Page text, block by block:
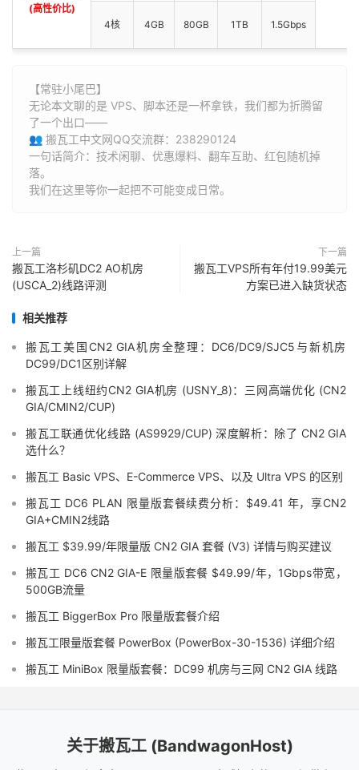
(高性价比)
4核
4GB 80GB 1TB 1.5Gbps
【常驻小尾巴】
无论本文聊的是 VPS、脚本还是一杯拿铁，我们都为折腾留
了一个出口——
👥 搬瓦工中文网QQ交流群：238290124
一句话简介：技术闲聊、优惠爆料、翻车互助、红包随机掉
落。
我们在这里等你一起把不可能变成日常。
上一篇
搬瓦工洛杉矶DC2 AO机房
(USCA_2)线路评测
下一篇
搬瓦工VPS所有年付19.99美元
方案已进入缺货状态
相关推荐
搬瓦工美国CN2 GIA机房全整理：DC6/DC9/SJC5与新机房
DC99/DC1区别详解
搬瓦工上线纽约CN2 GIA机房 (USNY_8)：三网高端优化 (CN2
GIA/CMIN2/CUP)
搬瓦工联通优化线路 (AS9929/CUP) 深度解析：除了 CN2 GIA
选什么？
搬瓦工 Basic VPS、E-Commerce VPS、以及 Ultra VPS 的区别
搬瓦工 DC6 PLAN 限量版套餐续费分析：$49.41 年，享CN2
GIA+CMIN2线路
搬瓦工 $39.99/年限量版 CN2 GIA 套餐 (V3) 详情与购买建议
搬瓦工 DC6 CN2 GIA-E 限量版套餐 $49.99/年，1Gbps带宽，
500GB流量
搬瓦工 BiggerBox Pro 限量版套餐介绍
搬瓦工限量版套餐 PowerBox (PowerBox-30-1536) 详细介绍
搬瓦工 MiniBox 限量版套餐：DC99 机房与三网 CN2 GIA 线路
关于搬瓦工 (BandwagonHost)